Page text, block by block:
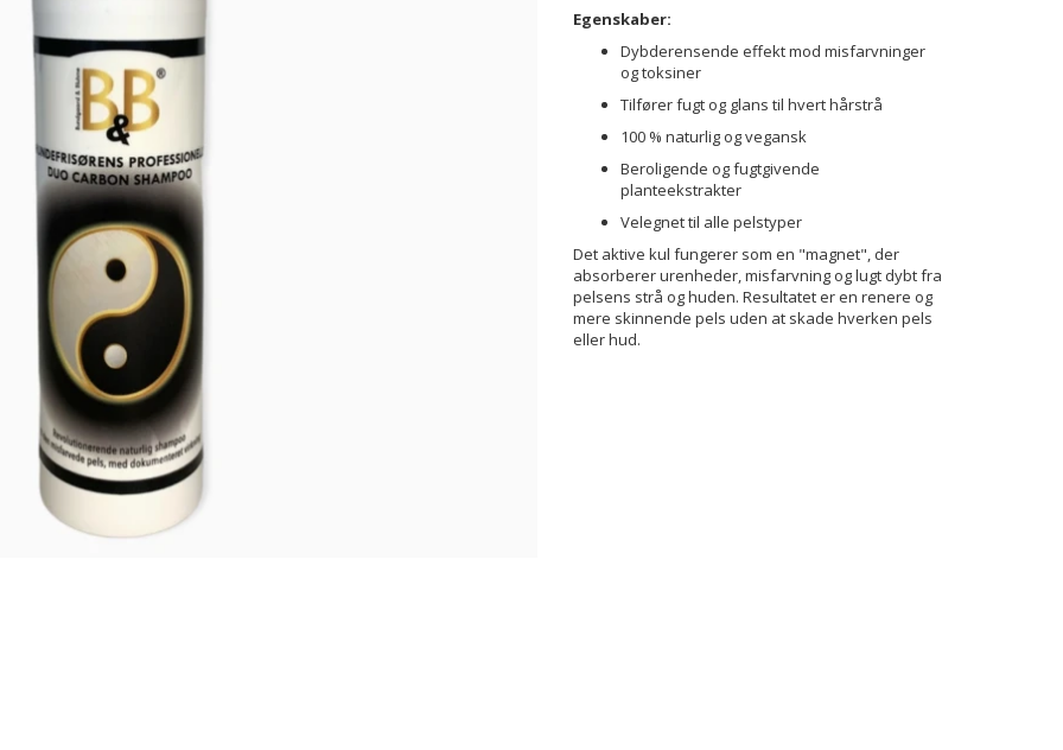
Egenskaber:
Dybderensende effekt mod misfarvninger
og toksiner
Tilfører fugt og glans til hvert hårstrå
100 % naturlig og vegansk
Beroligende og fugtgivende
planteekstrakter
Velegnet til alle pelstyper
Det aktive kul fungerer som en "magnet", der
absorberer urenheder, misfarvning og lugt dybt fra
pelsens strå og huden. Resultatet er en renere og
mere skinnende pels uden at skade hverken pels
eller hud.